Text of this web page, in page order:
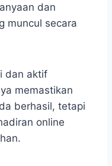
dan
muncul secara
dan aktif
memastikan
berhasil, tetapi
online